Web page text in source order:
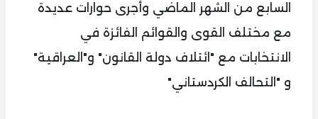
السابع من الشهر الماضي وأجرى حوارات عديدة
مع مختلف القوى والقوائم الفائزة في
الانتخابات مع "ائتلاف دولة القانون" و"العراقية"
و "التحالف الكردستاني"